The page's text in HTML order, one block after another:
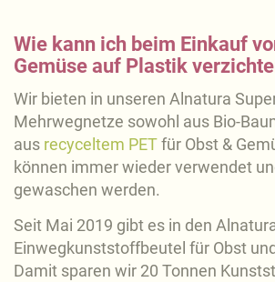
Wie kann ich beim Einkauf
Gemüse auf Plastik
Wir bieten in unseren Alnatura
Mehrwegnetze sowohl aus Bio-
aus recyceltem PETfür Obst &
können immer wieder verwendet
gewaschen werden.
Seit Mai 2019 gibt es in den
Einwegkunststoffbeutel für Obst
Damit sparen wir 20 Tonnen